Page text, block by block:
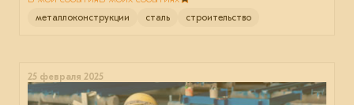
металлоконструкции сталь строительство
25 февраля 2025